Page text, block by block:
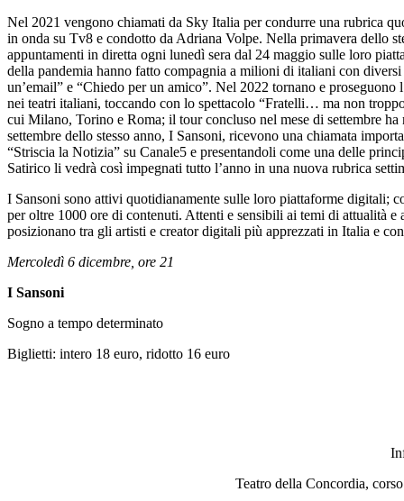
Nel 2021 vengono chiamati da Sky Italia per condurre una rubrica
in onda su Tv8 e condotto da Adriana Volpe. Nella primavera dello
appuntamenti in diretta ogni lunedì sera dal 24 maggio sulle loro
della pandemia hanno fatto compagnia a milioni di italiani con
un’email” e “Chiedo per un amico”. Nel 2022 tornano e
nei teatri italiani, toccando con lo spettacolo “Fratelli… ma non
cui Milano, Torino e Roma; il tour concluso nel mese di settembre
settembre dello stesso anno, I Sansoni, ricevono una chiamata
“Striscia la Notizia” su Canale5 e presentandoli come una delle
Satirico li vedrà così impegnati tutto l’anno in una nuova rubrica
I Sansoni sono attivi quotidianamente sulle loro piattaforme digitali;
per oltre 1000 ore di contenuti. Attenti e sensibili ai temi di attualità
posizionano tra gli artisti e creator digitali più apprezzati in Italia e
Mercoledì 6 dicembre, ore 21
I Sansoni
Sogno a tempo determinato
Biglietti: intero 18 euro, ridotto 16 euro
Teatro della Concordia,